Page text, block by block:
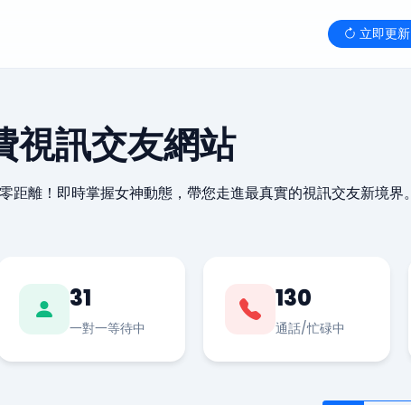
立即更新
視訊交友網站
離！即時掌握女神動態，帶您走進最真實的視訊交友新境界。
31
一對一等待中
130
通話/忙碌中